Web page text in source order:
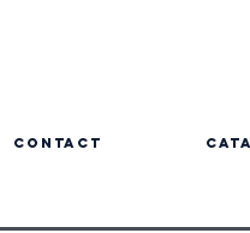
Contact